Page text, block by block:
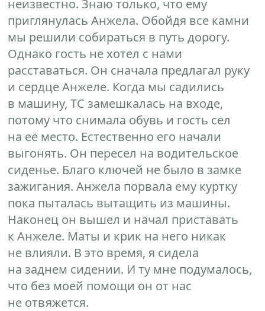
неизвестно. Знаю только, что ему
приглянулась Анжела. Обойдя все камни
мы решили собираться в путь дорогу.
Однако гость не хотел с нами
расставаться. Он сначала предлагал руку
и сердце Анжеле. Когда мы садились
в машину, ТС замешкалась на входе,
потому что снимала обувь и гость сел
на её место. Естественно его начали
выгонять. Он пересел на водительское
сиденье. Благо ключей не было в замке
зажигания. Анжела порвала ему куртку
пока пыталась вытащить из машины.
Наконец он вышел и начал приставать
к Анжеле. Маты и крик на него никак
не влияли. В это время, я сидела
на заднем сидении. И ту мне подумалось,
что без моей помощи он от нас
не отвяжется.